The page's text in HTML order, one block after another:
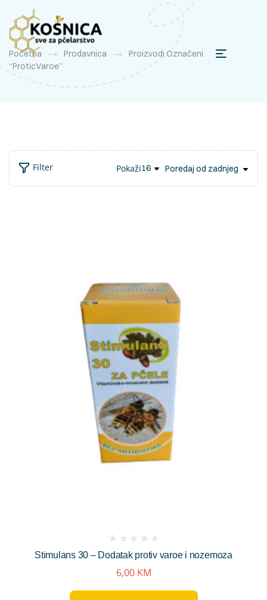
Početna Prodavnica
Proizvodi Označeni
“proticVaroe”
Filter Pokaži
Stimulans 30 – Dodatak protiv varoe i nozemoza
reviews)
6,00 KM